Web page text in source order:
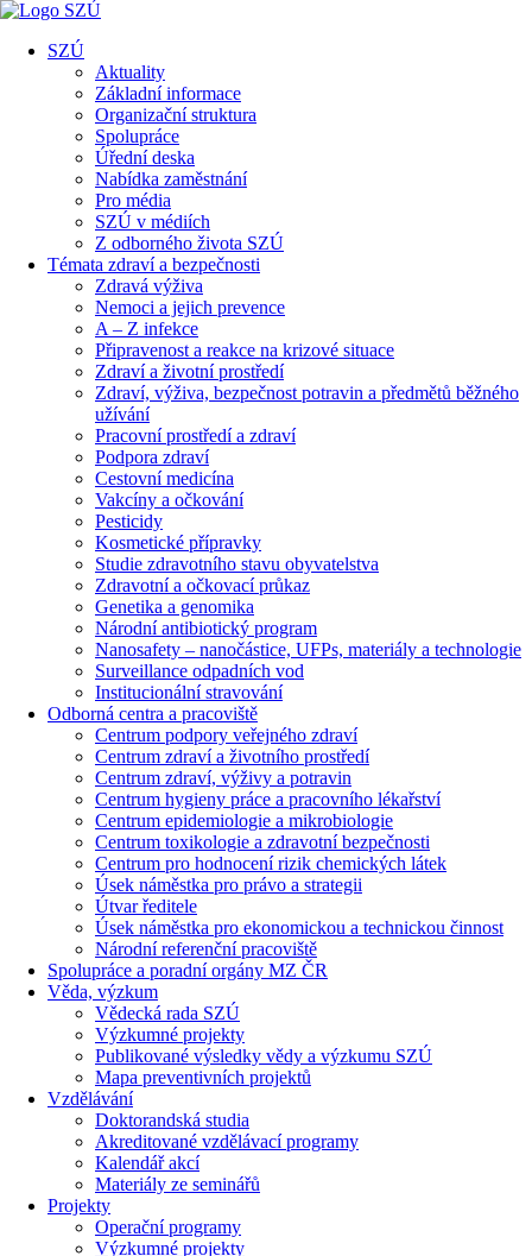
SZÚ
Aktuality
Základní informace
Organizační struktura
Spolupráce
Úřední deska
Nabídka zaměstnání
Pro média
SZÚ v médiích
Z odborného života SZÚ
Témata zdraví a bezpečnosti
Zdravá výživa
Nemoci a jejich prevence
A – Z infekce
Připravenost a reakce na krizové situace
Zdraví a životní prostředí
Zdraví, výživa, bezpečnost potravin a předmětů běžného
užívání
Pracovní prostředí a zdraví
Podpora zdraví
Cestovní medicína
Vakcíny a očkování
Pesticidy
Kosmetické přípravky
Studie zdravotního stavu obyvatelstva
Zdravotní a očkovací průkaz
Genetika a genomika
Národní antibiotický program
Nanosafety – nanočástice, UFPs, materiály a technologie
Surveillance odpadních vod
Institucionální stravování
Odborná centra a pracoviště
Centrum podpory veřejného zdraví
Centrum zdraví a životního prostředí
Centrum zdraví, výživy a potravin
Centrum hygieny práce a pracovního lékařství
Centrum epidemiologie a mikrobiologie
Centrum toxikologie a zdravotní bezpečnosti
Centrum pro hodnocení rizik chemických látek
Úsek náměstka pro právo a strategii
Útvar ředitele
Úsek náměstka pro ekonomickou a technickou činnost
Národní referenční pracoviště
Spolupráce a poradní orgány MZ ČR
Věda, výzkum
Vědecká rada SZÚ
Výzkumné projekty
Publikované výsledky vědy a výzkumu SZÚ
Mapa preventivních projektů
Vzdělávání
Doktorandská studia
Akreditované vzdělávací programy
Kalendář akcí
Materiály ze seminářů
Projekty
Operační programy
Výzkumné projekty